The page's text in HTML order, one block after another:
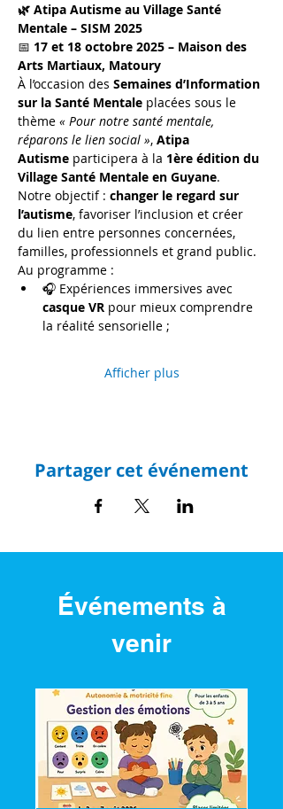
🌿 Atipa Autisme au Village Santé
Mentale – SISM 2025
📅 17 et 18 octobre 2025 – Maison des
Arts Martiaux, Matoury
À l’occasion des Semaines d’Information
sur la Santé Mentale placées sous le
thème « Pour notre santé mentale,
réparons le lien social », Atipa
Autisme participera à la 1ère édition du
Village Santé Mentale en Guyane.
Notre objectif : changer le regard sur
l’autisme, favoriser l’inclusion et créer
du lien entre personnes concernées,
familles, professionnels et grand public.
Au programme :
🎧 Expériences immersives avec
casque VR pour mieux comprendre
la réalité sensorielle ;
Afficher plus
Partager cet événement
Événements à
venir